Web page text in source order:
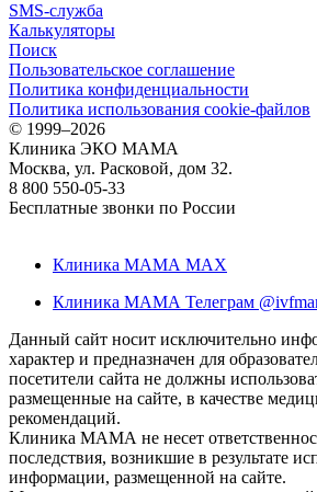
SMS-служба
Калькуляторы
Поиск
Пользовательское соглашение
Политика конфиденциальности
Политика использования cookie-файлов
© 1999–2026
Клиника ЭКО МАМА
Москва, ул. Расковой, дом 32.
8 800 550-05-33
Бесплатные звонки по России
Клиника МАМА MAX
Клиника МАМА Телеграм
Данный сайт носит исключительно
характер и предназначен для
посетители сайта не должны
размещенные на сайте, в качестве
рекомендаций.
Клиника МАМА не несет
последствия, возникшие в результате
информации, размещенной на сайте.